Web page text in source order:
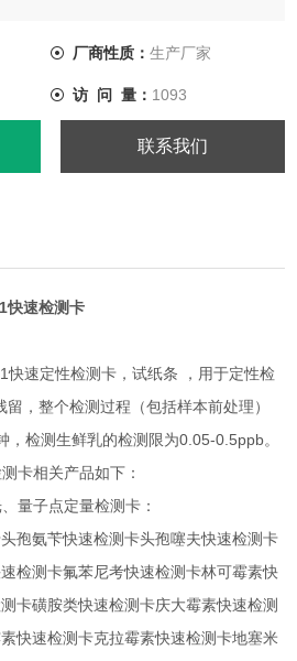
M1残留，整个检测过程（包括样本前
厂商性质： 生产厂家
访 问 量： 1093
联系我们
快速检测卡
快速定性检测卡，试纸条 ，用于定性检
，整个检测过程（包括样本前处理）
，检测生鲜乳的检测限为0.05-0.5ppb。
卡相关产品如下：
量子点定量检测卡：
孢氨苄快速检测卡头孢噻夫快速检测卡
检测卡氟苯尼考快速检测卡林可霉素快
卡磺胺类快速检测卡庆大霉素快速检测
快速检测卡克拉霉素快速检测卡地塞米